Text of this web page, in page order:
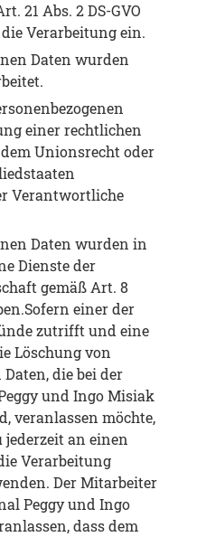
21 Abs. 2 DS-GVO
Verarbeitung ein.
Daten wurden
einer rechtlichen
Unionsrecht oder
Verantwortliche
Daten wurden in
Dienste der
gemäß Art. 8
einer der
zutrifft und eine
Löschung von
die bei der
und Ingo Misiak
veranlassen möchte,
an einen
Verarbeitung
Der Mitarbeiter
Peggy und Ingo
dass dem